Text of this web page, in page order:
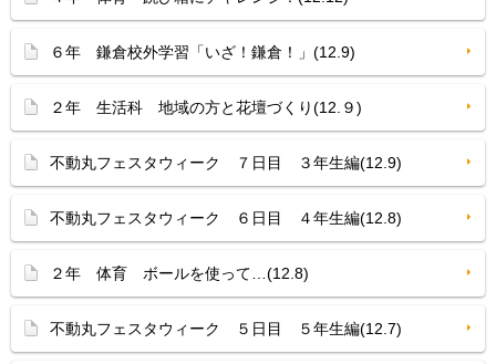
６年 鎌倉校外学習「いざ！鎌倉！」(12.9)
２年 生活科 地域の方と花壇づくり(12.９)
不動丸フェスタウィーク ７日目 ３年生編(12.9)
不動丸フェスタウィーク ６日目 ４年生編(12.8)
２年 体育 ボールを使って…(12.8)
不動丸フェスタウィーク ５日目 ５年生編(12.7)